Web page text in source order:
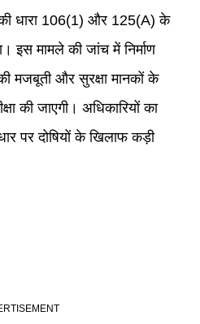
की धारा 106(1) और 125(A) के
इस मामले की जांच में निर्माण
मजबूती और सुरक्षा मानकों के
की जाएगी। अधिकारियों का
पर दोषियों के खिलाफ कड़ी